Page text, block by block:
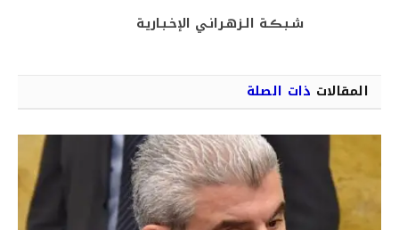
شـبـڪـة الـزهـرانـي الإخـبـاريـة
المقالات ذات الصلة